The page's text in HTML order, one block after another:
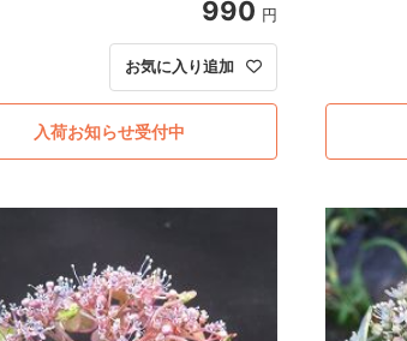
990 円
お気に入り追加
入荷お知らせ受付中